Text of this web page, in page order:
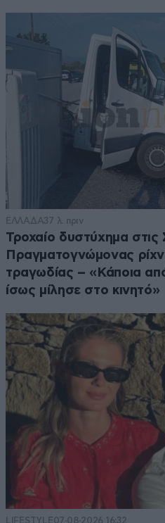
ΕΛΛΑΔΑ37 λ. πριν
Τροχαίο δυστύχημα στις
Πραγματογνώμονας
τραγωδίας – «Κάποια
ίσως μίλησε στο κινητό»
LIFESTYLE07·08·2026 16:32